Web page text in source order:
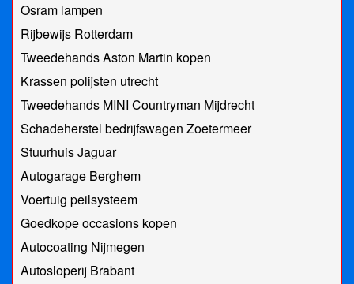
Osram lampen
Rijbewijs Rotterdam
Tweedehands Aston Martin kopen
Krassen polijsten utrecht
Tweedehands MINI Countryman Mijdrecht
Schadeherstel bedrijfswagen Zoetermeer
Stuurhuis Jaguar
Autogarage Berghem
Voertuig peilsysteem
Goedkope occasions kopen
Autocoating Nijmegen
Autosloperij Brabant